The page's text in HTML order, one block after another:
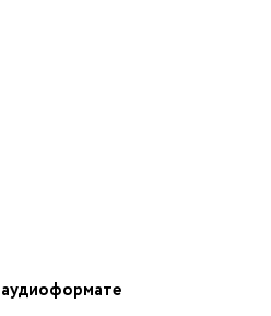
аудиоформате